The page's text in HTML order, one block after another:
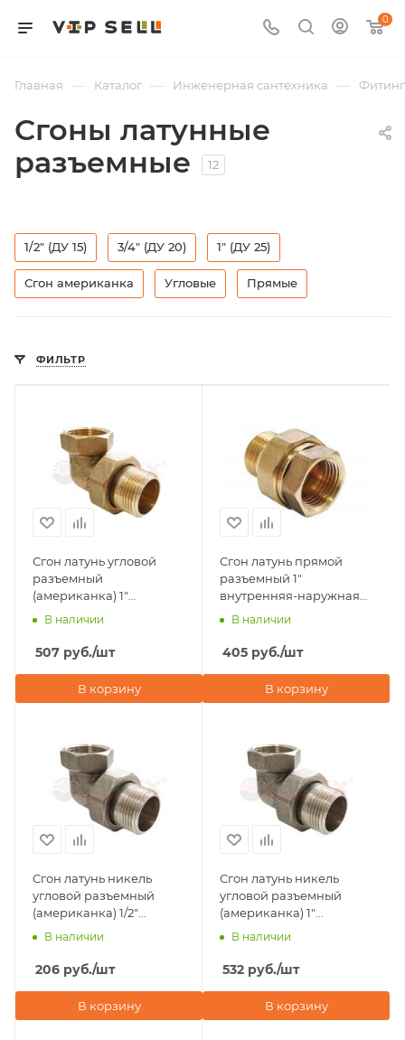
0
Главная — Каталог — Инженерная сантехника —
Сгоны латунные
разъемные
12
1/2" (ДУ 15) 3/4" (ДУ 20) 1" (ДУ 25)
Сгон американка Угловые Прямые
ФИЛЬТР
Сгон латунь угловой
разъемный
(американка) 1"
внутренняя-наружная
В наличии
507 руб./шт
В корзину
Сгон латунь прямой
разъемный 1"
внутренняя-наружная
резьба Valfex
В наличии
405 руб./шт
В корзину
Сгон латунь никель
угловой разъемный
(американка) 1/2"
внутренняя-наружная
В наличии
206 руб./шт
В корзину
Сгон латунь никель
угловой разъемный
(американка) 1"
внутренняя-наружная
В наличии
532 руб./шт
В корзину